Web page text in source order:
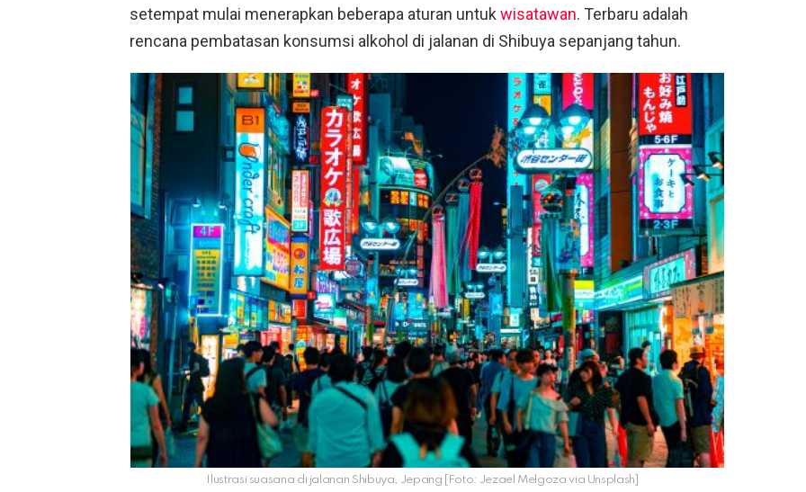
setempat mulai menerapkan beberapa aturan untuk wisatawan. Terbaru adalah
rencana pembatasan konsumsi alkohol di jalanan di Shibuya sepanjang tahun.
Ilustrasi suasana di jalanan Shibuya, Jepang [Foto: Jezael Melgoza via Unsplash]